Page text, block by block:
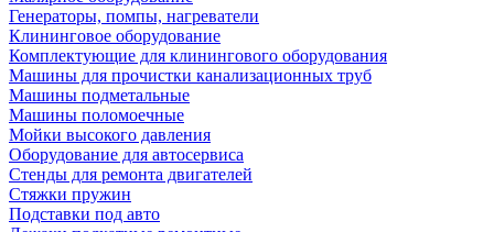
Генераторы, помпы, нагреватели
Клининговое оборудование
Комплектующие для клинингового оборудования
Машины для прочистки канализационных труб
Машины подметальные
Машины поломоечные
Мойки высокого давления
Оборудование для автосервиса
Стенды для ремонта двигателей
Стяжки пружин
Подставки под авто